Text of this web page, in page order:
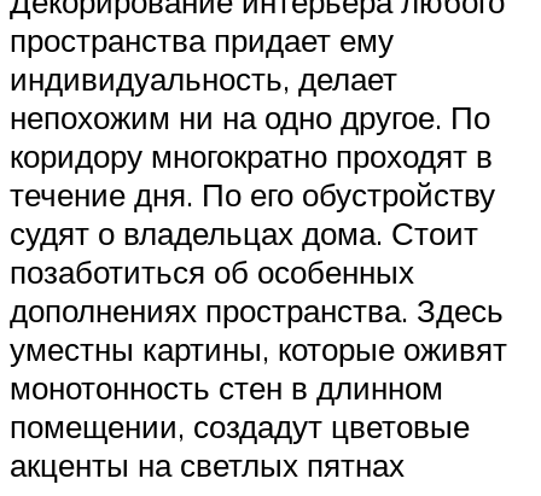
пространства придает ему
индивидуальность, делает
непохожим ни на одно другое. По
коридору многократно проходят в
течение дня. По его обустройству
судят о владельцах дома. Стоит
позаботиться об особенных
дополнениях пространства. Здесь
уместны картины, которые оживят
монотонность стен в длинном
помещении, создадут цветовые
акценты на светлых пятнах